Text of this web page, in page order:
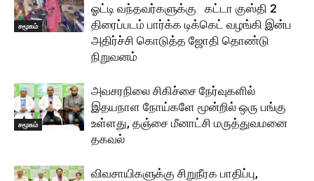
சமூகம்
ஓட்டி வந்தவர்களுக்கு கட்டா குஸ்தி 2
திரைப்படம் பார்க்க டிக்கெட் வழங்கி இன்ப
அதிர்ச்சி கொடுத்த ஜோதி தொண்டு
நிறுவனம்
சமூகம்
அவசரநிலை சிகிச்சை நேர்வுகளில்
இதயநாள நோய்களே மூன்றில் ஒரு பங்கு
உள்ளது, தஞ்சை மீனாட்சி மருத்துவமனை
தகவல்
விவசாயிகளுக்கு சிறுநீரக பாதிப்பு,